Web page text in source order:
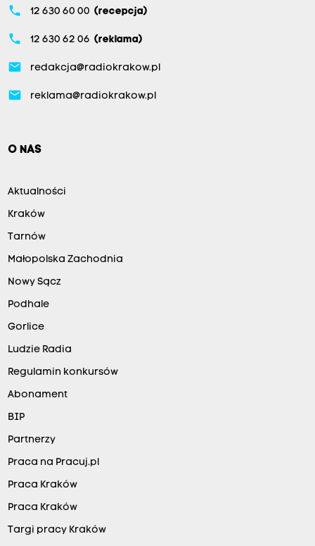
phone 12 630 60 00 (recepcja)
phone 12 630 62 06 (reklama)
email redakcja@radiokrakow.pl
email reklama@radiokrakow.pl
O NAS
Aktualności
Kraków
Tarnów
Małopolska Zachodnia
Nowy Sącz
Podhale
Gorlice
Ludzie Radia
Regulamin konkursów
Abonament
BIP
Partnerzy
Praca na Pracuj.pl
Praca Kraków
Praca Kraków
Targi pracy Kraków